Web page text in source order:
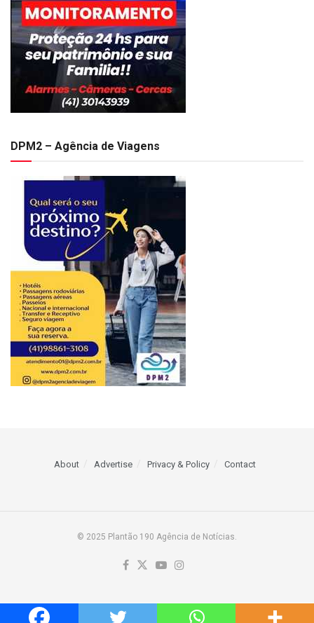
DPM2 – Agência de Viagens
About Advertise Privacy & Policy Contact
© 2025 Plantão 190 Agência de Notícias.